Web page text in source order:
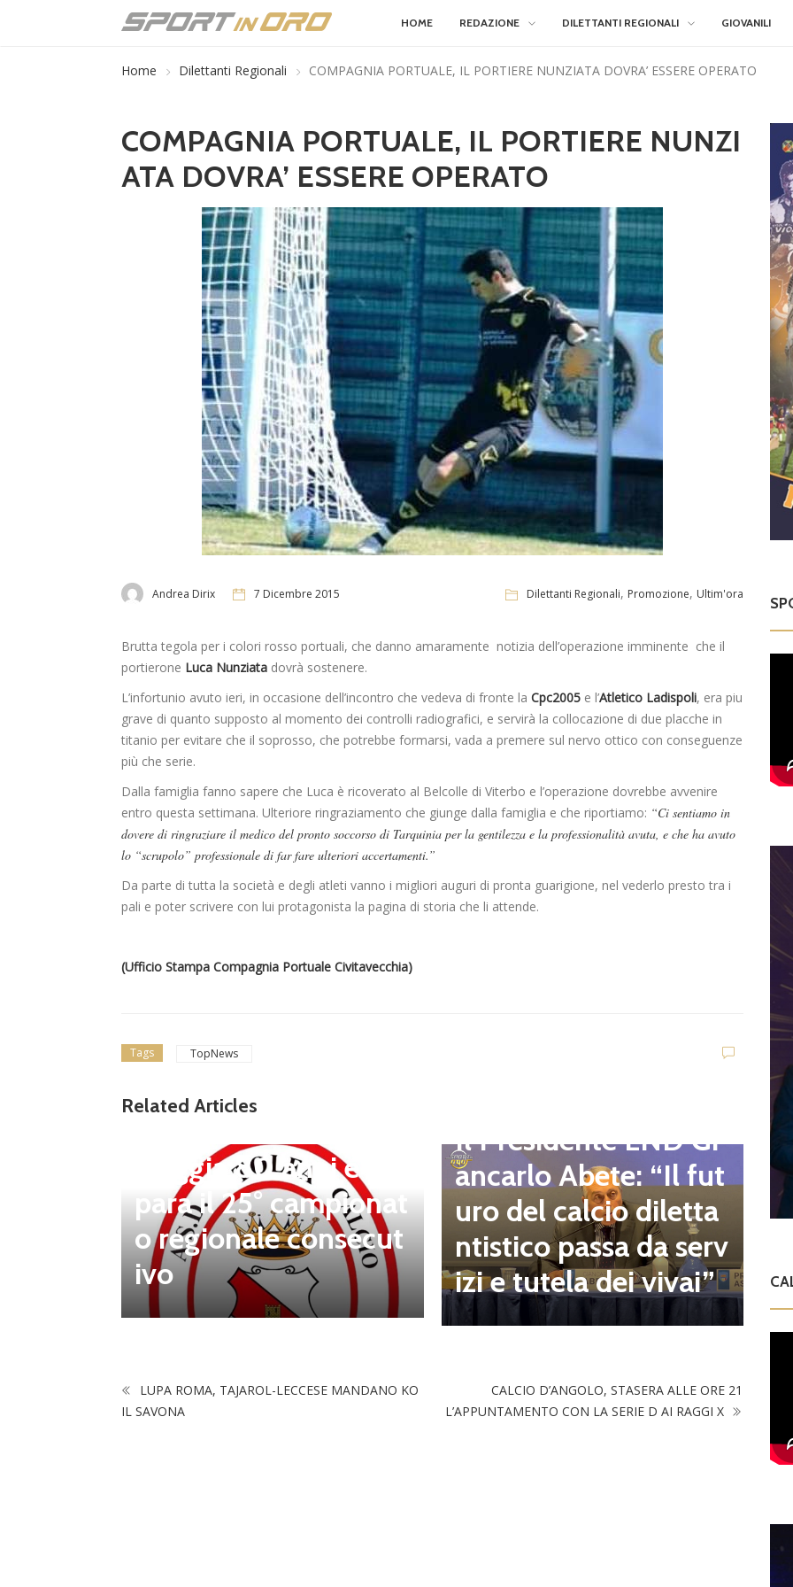
HOME REDAZIONE DILETTANTI REGIONALI GIOVANILI
Home Dilettanti Regionali COMPAGNIA PORTUALE, IL PORTIERE NUNZIATA DOVRA’ ESSERE OPERATO
COMPAGNIA PORTUALE, IL PORTIERE NUNZI
ATA DOVRA’ ESSERE OPERATO
Andrea Dirix 7 Dicembre 2015 Dilettanti Regionali, Promozione, Ultim'ora
Brutta tegola per i colori rosso portuali, che danno amaramente notizia dell’operazione imminente che il
portierone Luca Nunziata dovrà sostenere.
L’infortunio avuto ieri, in occasione dell’incontro che vedeva di fronte la Cpc2005 e l’Atletico Ladispoli, era piu
grave di quanto supposto al momento dei controlli radiografici, e servirà la collocazione di due placche in
titanio per evitare che il soprosso, che potrebbe formarsi, vada a premere sul nervo ottico con conseguenze
più che serie.
Dalla famiglia fanno sapere che Luca è ricoverato al Belcolle di Viterbo e l’operazione dovrebbe avvenire
entro questa settimana. Ulteriore ringraziamento che giunge dalla famiglia e che riportiamo: “Ci sentiamo in
dovere di ringraziare il medico del pronto soccorso di Tarquinia per la gentilezza e la professionalità avuta, e che ha avuto
lo “scrupolo” professionale di far fare ulteriori accertamenti.”
Da parte di tutta la società e degli atleti vanno i migliori auguri di pronta guarigione, nel vederlo presto tra i
pali e poter scrivere con lui protagonista la pagina di storia che li attende.
(Ufficio Stampa Compagnia Portuale Civitavecchia)
Tags TopNews
Related Articles
news in primo piano
Tolfa, una stagione d
steggia 80 anni e pre
para il 25° campionat
o regionale consecut
ivo
Il Presidente LND Gi
ancarlo Abete: “Il fut
uro del calcio diletta
ntistico passa da serv
izi e tutela dei vivai”
LUPA ROMA, TAJAROL-LECCESE MANDANO KO
IL SAVONA
CALCIO D’ANGOLO, STASERA ALLE ORE 21
L’APPUNTAMENTO CON LA SERIE D AI RAGGI X